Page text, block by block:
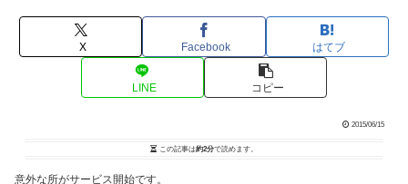
X Facebook はてブ
LINE コピー
2015/06/15
この記事は約2分で読めます。
意外な所がサービス開始です。